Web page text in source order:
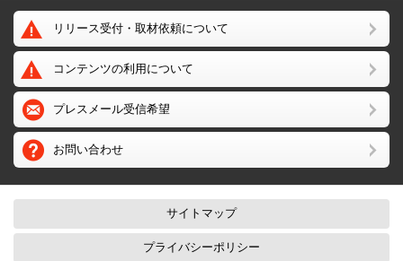
リリース受付・取材依頼について
コンテンツの利用について
プレスメール受信希望
お問い合わせ
サイトマップ
プライバシーポリシー